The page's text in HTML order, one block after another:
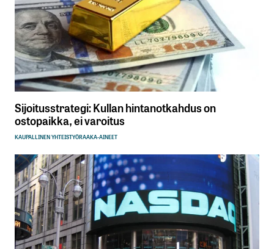
Sijoitusstrategi: Kullan hintanotkahdus on
ostopaikka, ei varoitus
KAUPALLINEN YHTEISTYÖRAAKA-AINEET